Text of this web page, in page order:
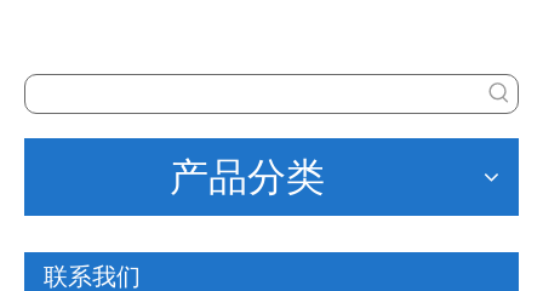
产品分类
联系我们